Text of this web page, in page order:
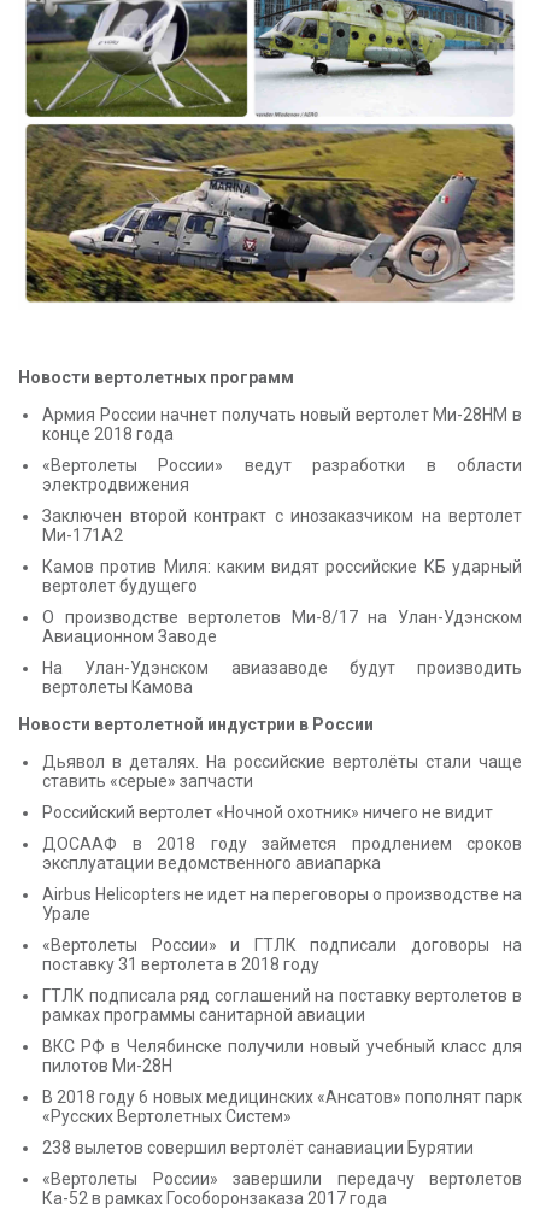
КОНТАКТЫ
Новости вертолетных программ
Армия России начнет получать новый вертолет Ми-28НМ в
конце 2018 года
«Вертолеты России» ведут разработки в области
электродвижения
Заключен второй контракт с инозаказчиком на вертолет
Ми-171А2
Камов против Миля: каким видят российские КБ ударный
вертолет будущего
О производстве вертолетов Ми-8/17 на Улан-Удэнском
Авиационном Заводе
На Улан-Удэнском авиазаводе будут производить
вертолеты Камова
Новости вертолетной индустрии в России
Дьявол в деталях. На российские вертолёты стали чаще
ставить «серые» запчасти
Российский вертолет «Ночной охотник» ничего не видит
ДОСААФ в 2018 году займется продлением сроков
эксплуатации ведомственного авиапарка
Airbus Helicopters не идет на переговоры о производстве на
Урале
«Вертолеты России» и ГТЛК подписали договоры на
поставку 31 вертолета в 2018 году
ГТЛК подписала ряд соглашений на поставку вертолетов в
рамках программы санитарной авиации
ВКС РФ в Челябинске получили новый учебный класс для
пилотов Ми-28Н
В 2018 году 6 новых медицинских «Ансатов» пополнят парк
«Русских Вертолетных Систем»
238 вылетов совершил вертолёт санавиации Бурятии
«Вертолеты России» завершили передачу вертолетов
Ка-52 в рамках Гособоронзаказа 2017 года